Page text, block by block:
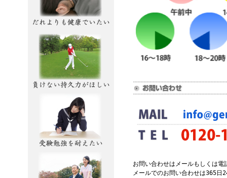
お問い合わせはメールもしくは電
メールでのお問い合わせは365日